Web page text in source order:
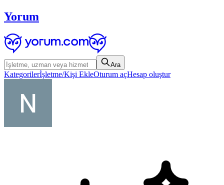
Yorum
Ara
Kategorilerİşletme/Kişi EkleOturum açHesap oluştur